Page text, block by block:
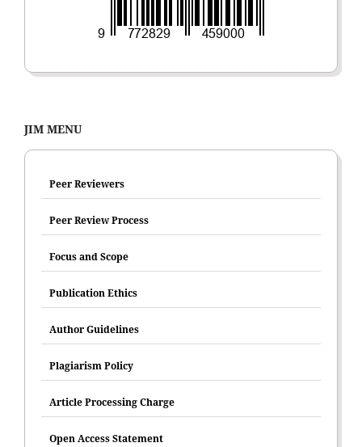
JIM MENU
Peer Reviewers
Peer Review Process
Focus and Scope
Publication Ethics
Author Guidelines
Plagiarism Policy
Article Processing Charge
Open Access Statement